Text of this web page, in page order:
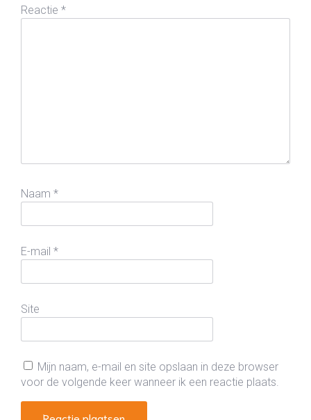
Reactie *
Naam *
E-mail *
Site
Mijn naam, e-mail en site opslaan in deze browser
voor de volgende keer wanneer ik een reactie plaats.